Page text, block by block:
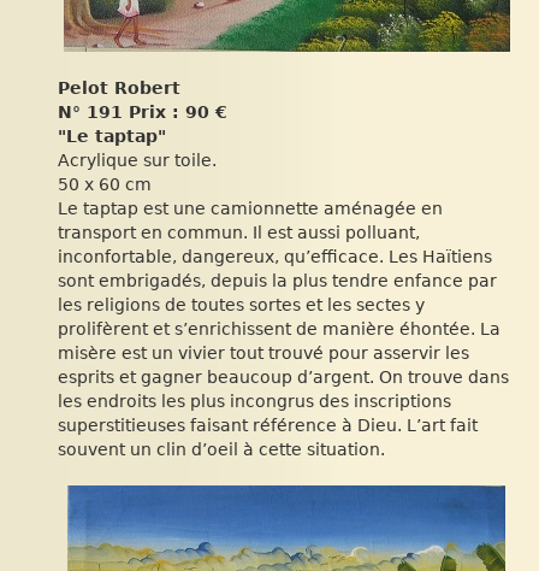
Pelot Robert
N° 191 Prix : 90 €
"Le taptap"
Acrylique sur toile.
50 x 60 cm
Le taptap est une camionnette aménagée en
transport en commun. Il est aussi polluant,
inconfortable, dangereux, qu’efficace. Les Haïtiens
sont embrigadés, depuis la plus tendre enfance par
les religions de toutes sortes et les sectes y
prolifèrent et s’enrichissent de manière éhontée. La
misère est un vivier tout trouvé pour asservir les
esprits et gagner beaucoup d’argent. On trouve dans
les endroits les plus incongrus des inscriptions
superstitieuses faisant référence à Dieu. L’art fait
souvent un clin d’oeil à cette situation.